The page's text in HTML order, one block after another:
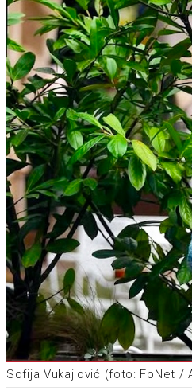
Sofija Vukajlović (foto: FoNet /